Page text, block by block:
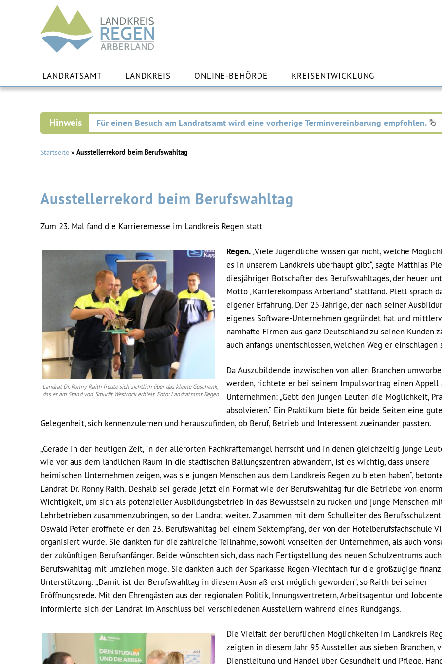
Landkreis
Regen
Inhalt
springen
LANDRATSAMT LANDKREIS ONLINE-BEHÖRDE KREISENTWICKLUNG
Für einen Besuch am Landratsamt wird eine vorherige Terminvereinbarung empfohlen.
Startseite » Ausstellerrekord beim Berufswahltag
Ausstellerrekord beim Berufswahltag
Zum 23. Mal fand die Karrieremesse im Landkreis Regen statt
Landrat Dr. Ronny Raith freute sich sichtlich über das kleine Geschenk,
das er am Stand von Smurfit Westrock erhielt. Foto: Landratsamt Regen
Regen.„Viele Jugendliche wissen gar nicht, welche
es in unserem Landkreis überhaupt gibt“, sagte Matthias
diesjähriger Botschafter des Berufswahltages, der heuer
Motto „Karrierekompass Arberland“ stattfand. Pletl sprach
eigener Erfahrung. Der 25-Jährige, der nach seiner
eigenes Software-Unternehmen gegründet hat und
namhafte Firmen aus ganz Deutschland zu seinen Kunden
auch anfangs unentschlossen, welchen Weg er einschlagen
Da Auszubildende inzwischen von allen Branchen
werden, richtete er bei seinem Impulsvortrag einen Appell
Unternehmen: „Gebt den jungen Leuten die Möglichkeit,
absolvieren.“ Ein Praktikum biete für beide Seiten eine gute
Gelegenheit, sich kennenzulernen und herauszufinden, ob Beruf, Betrieb und Interessent zueinander passten.
„Gerade in der heutigen Zeit, in der allerorten Fachkräftemangel herrscht und in denen gleichzeitig junge
wie vor aus dem ländlichen Raum in die städtischen Ballungszentren abwandern, ist es wichtig, dass unsere
heimischen Unternehmen zeigen, was sie jungen Menschen aus dem Landkreis Regen zu bieten haben“,
Landrat Dr. Ronny Raith. Deshalb sei gerade jetzt ein Format wie der Berufswahltag für die Betriebe von
Wichtigkeit, um sich als potenzieller Ausbildungsbetrieb in das Bewusstsein zu rücken und junge Menschen
Lehrbetrieben zusammenzubringen, so der Landrat weiter. Zusammen mit dem Schulleiter des
Oswald Peter eröffnete er den 23. Berufswahltag bei einem Sektempfang, der von der Hotelberufsfachschule
organisiert wurde. Sie dankten für die zahlreiche Teilnahme, sowohl vonseiten der Unternehmen, als auch
der zukünftigen Berufsanfänger. Beide wünschten sich, dass nach Fertigstellung des neuen Schulzentrums
Berufswahltag mit umziehen möge. Sie dankten auch der Sparkasse Regen-Viechtach für die großzügige
Unterstützung. „Damit ist der Berufswahltag in diesem Ausmaß erst möglich geworden“, so Raith bei seiner
Eröffnungsrede. Mit den Ehrengästen aus der regionalen Politik, Innungsvertretern, Arbeitsagentur und
informierte sich der Landrat im Anschluss bei verschiedenen Ausstellern während eines Rundgangs.
Die Vielfalt der beruflichen Möglichkeiten im Landkreis
zeigten in diesem Jahr 95 Aussteller aus sieben Branchen,
Dienstleitung und Handel über Gesundheit und Pflege,